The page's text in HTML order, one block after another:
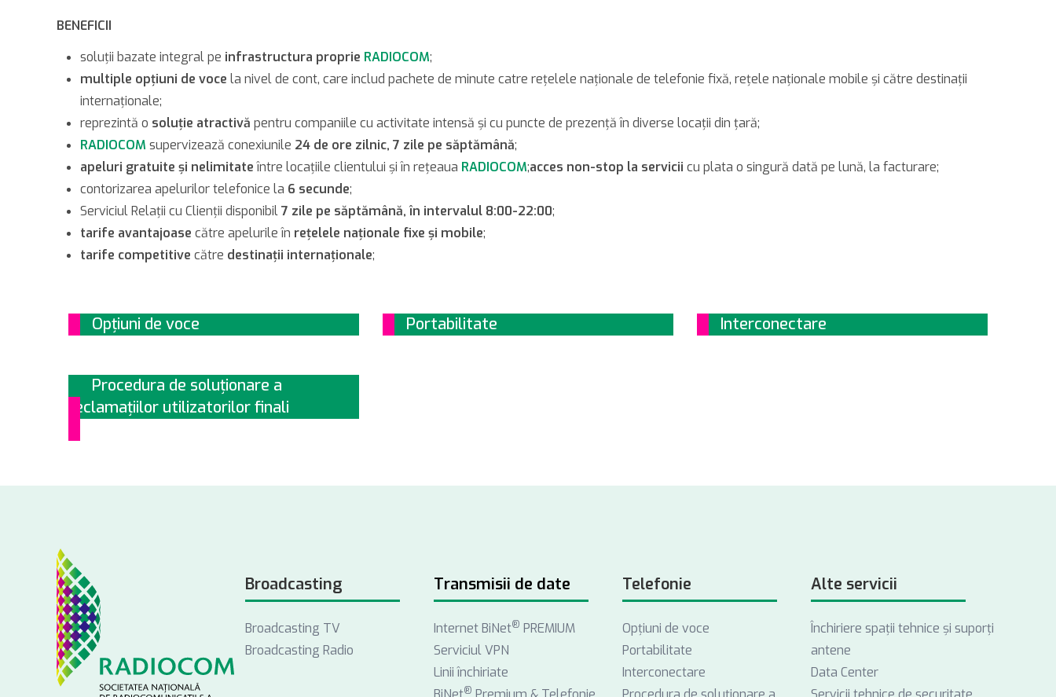
BENEFICII
soluţii bazate integral pe infrastructura proprie RADIOCOM;
multiple opţiuni de voce la nivel de cont, care includ pachete de minute catre reţelele naţionale de telefonie fixă, reţele naţionale mobile şi către destinaţii
internaţionale;
reprezintă o soluţie atractivă pentru companiile cu activitate intensă şi cu puncte de prezenţă în diverse locaţii din ţară;
RADIOCOM supervizează conexiunile 24 de ore zilnic, 7 zile pe săptămână;
apeluri gratuite şi nelimitateîntre locaţiile clientului şi în reţeaua RADIOCOM;acces non-stop la servicii cu plata o singură dată pe lună, la facturare;
contorizarea apelurilor telefonice la 6 secunde;
Serviciul Relaţii cu Clienţii disponibil7 zile pe săptămână, în intervalul 8:00-22:00;
tarife avantajoase către apelurile în reţelele naţionale fixe şi mobile;
tarife competitive către destinaţii internaţionale;
Opţiuni de voce Portabilitate Interconectare
Procedura de soluționare a
reclamațiilor utilizatorilor finali
Broadcasting
Broadcasting TV
Broadcasting Radio
Transmisii de date
Internet BiNet® PREMIUM
Serviciul VPN
Linii închiriate
®
Telefonie
Opţiuni de voce
Portabilitate
Interconectare
Alte servicii
Închiriere spații tehnice și suporți
antene
Data Center